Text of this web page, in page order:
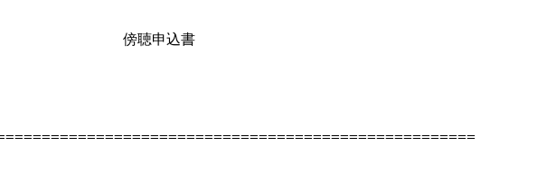
傍聴申込書